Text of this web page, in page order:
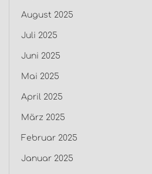
August 2025
Juli 2025
Juni 2025
Mai 2025
April 2025
März 2025
Februar 2025
Januar 2025